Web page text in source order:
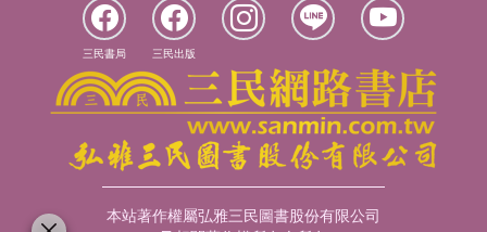
三民書局 三民出版
本站著作權屬弘雅三民圖書股份有限公司